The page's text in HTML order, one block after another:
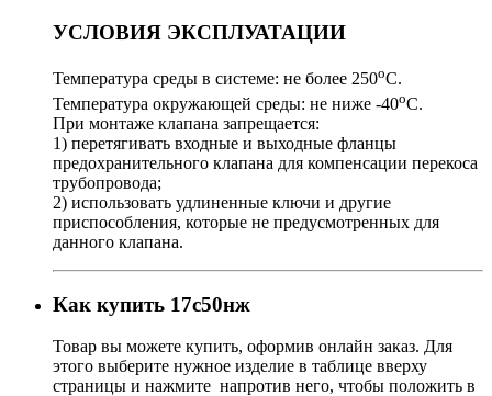
УСЛОВИЯ ЭКСПЛУАТАЦИИ
Температура среды в системе: не более 250оС.
Температура окружающей среды: не ниже -40оС.
При монтаже клапана запрещается:
1) перетягивать входные и выходные фланцы
предохранительного клапана для компенсации перекоса
трубопровода;
2) использовать удлиненные ключи и другие
приспособления, которые не предусмотренных для
данного клапана.
Как купить 17с50нж
Товар вы можете купить, оформив онлайн заказ. Для
этого выберите нужное изделие в таблице вверху
страницы и нажмите напротив него, чтобы положить в